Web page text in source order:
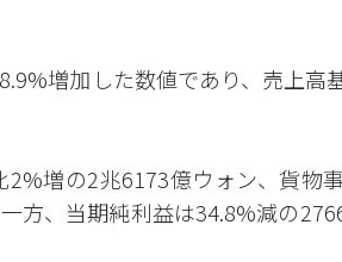
増加した数値であり、売上高
増の2兆6173億ウォン、貨物
方、当期純利益は34.8%減の